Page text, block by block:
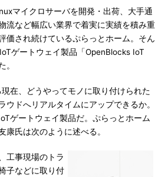
マイクロサーバを開発・出荷、大手通
流など幅広い業界で着実に実績を積み重
価され続けているぷらっとホーム。そん
ゲートウェイ製品「OpenBlocks IoT
。
在、どうやってモノに取り付けられた
ウドへリアルタイムにアップできるか。
ゲートウェイ製品だ。ぷらっとホーム
康氏は次のように述べる。
工事現場のトラ
子などに取り付